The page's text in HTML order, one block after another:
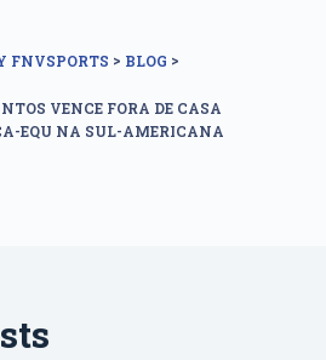
FNVSPORTS > BLOG >
VENCE FORA DE CASA
EQU NA SUL-AMERICANA